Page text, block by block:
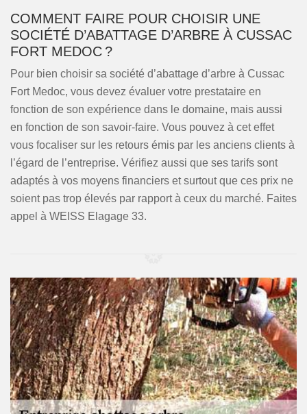
COMMENT FAIRE POUR CHOISIR UNE
SOCIÉTÉ D’ABATTAGE D’ARBRE À CUSSAC
FORT MEDOC ?
Pour bien choisir sa société d’abattage d’arbre à Cussac
Fort Medoc, vous devez évaluer votre prestataire en
fonction de son expérience dans le domaine, mais aussi
en fonction de son savoir-faire. Vous pouvez à cet effet
vous focaliser sur les retours émis par les anciens clients à
l’égard de l’entreprise. Vérifiez aussi que ses tarifs sont
adaptés à vos moyens financiers et surtout que ces prix ne
soient pas trop élevés par rapport à ceux du marché. Faites
appel à WEISS Elagage 33.